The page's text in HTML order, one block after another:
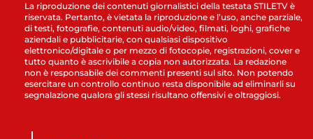
La riproduzione dei contenuti giornalistici della testata STILETV è
riservata. Pertanto, è vietata la riproduzione e l’uso, anche parziale,
di testi, fotografie, contenuti audio/video, filmati, loghi, grafiche
aziendali e pubblicitarie, con qualsiasi dispositivo
elettronico/digitale o per mezzo di fotocopie, registrazioni, cover e
tutto quanto è ascrivibile a copia non autorizzata. La redazione
non è responsabile dei commenti presenti sul sito. Non potendo
esercitare un controllo continuo resta disponibile ad eliminarli su
segnalazione qualora gli stessi risultano offensivi e oltraggiosi.